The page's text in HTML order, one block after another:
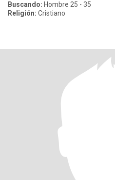
Buscando: Hombre 25 - 35
Religión: Cristiano